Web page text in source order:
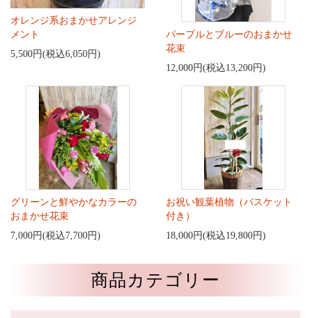
オレンジ系おまかせアレンジ
メント
5,500円(税込6,050円)
パープルとブルーのおまかせ
花束
12,000円(税込13,200円)
グリーンと鮮やかなカラーの
おまかせ花束
7,000円(税込7,700円)
お祝い観葉植物（バスケット
付き）
18,000円(税込19,800円)
商品カテゴリー